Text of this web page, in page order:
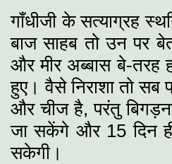
गाँधीजी के सत्‍याग्रह
बाज साहब तो उन पर
और मीर अब्‍बास बे-तरह
हुए। वैसे निराशा तो सब
और चीज है, परंतु
जा सकेंगे और 15 दिन
सकेगी।